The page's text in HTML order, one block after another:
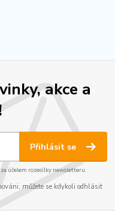
akce a
Přihlásit se
účelem rozesílky newsletteru.
můžete se kdykoli odhlásit